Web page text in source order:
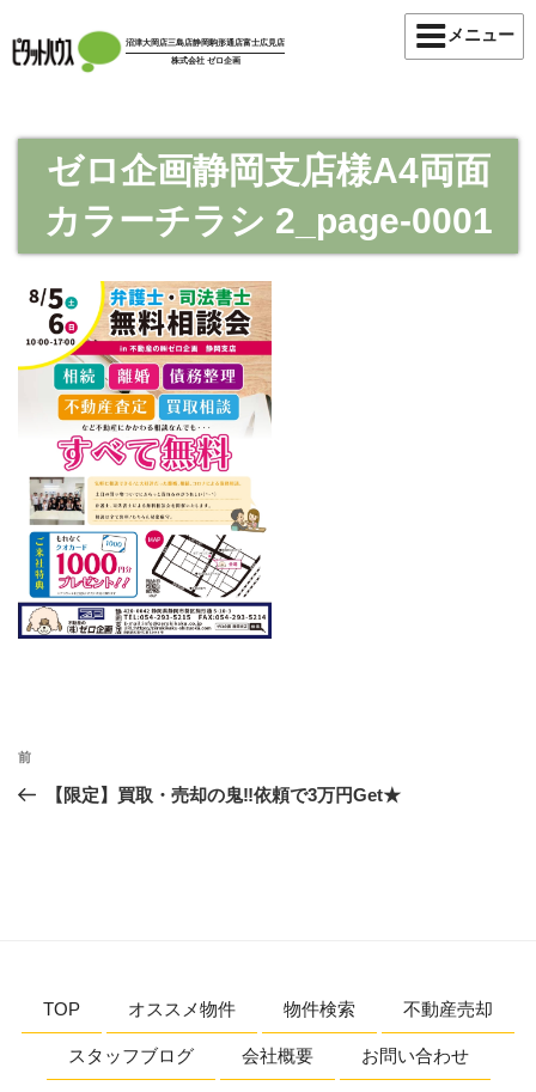
ン
テ
沼津大岡店三島店静岡駒形通店富士広見店
株式会社 ゼロ企画
メニュー
ゼロ企画静岡支店様A4両面
カラーチラシ 2_page-0001
投
前
の
前
【限定】買取・売却の鬼‼依頼で3万円Get★
TOP オススメ物件 物件検索 不動産売却
スタッフブログ 会社概要 お問い合わせ